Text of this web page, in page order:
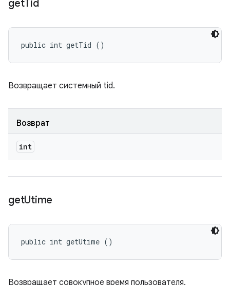
getTid
public int getTid ()
Возвращает системный tid.
Возврат
int
getUtime
public int getUtime ()
Возвращает совокупное время пользователя.